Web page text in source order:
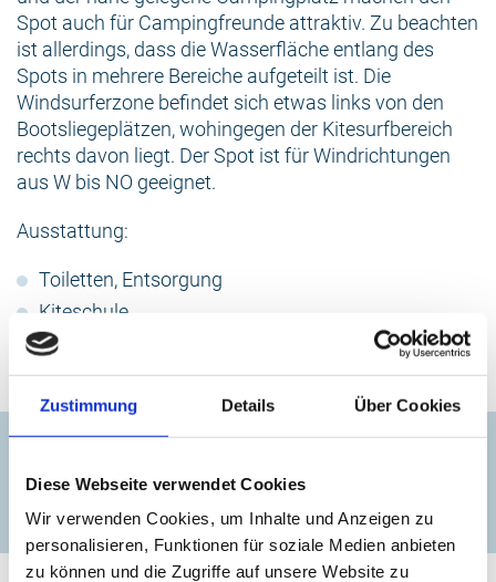
Zustimmung Details Über Cookies
Diese Webseite verwendet Cookies
Wir verwenden Cookies, um Inhalte und Anzeigen zu
personalisieren, Funktionen für soziale Medien anbieten
zu können und die Zugriffe auf unsere Website zu
Spot auch für Campingfreunde attraktiv. Zu beachten
ist allerdings, dass die Wasserfläche entlang des
Spots in mehrere Bereiche aufgeteilt ist. Die
Windsurferzone befindet sich etwas links von den
Bootsliegeplätzen, wohingegen der Kitesurfbereich
rechts davon liegt. Der Spot ist für Windrichtungen
aus W bis NO geeignet.
Ausstattung:
Toiletten, Entsorgung
Kiteschule
Parkmöglichkeiten < 50 m weit entfernt,
gebührenpflichtig
Kontakt
Surfspot Boiensdorf